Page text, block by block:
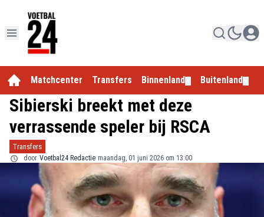
Matchcenter Transfers Binnenland Buitenland
Sibierski breekt met deze
verrassende speler bij RSCA
Transfers
door Voetbal24 Redactie maandag, 01 juni 2026 om 13:00